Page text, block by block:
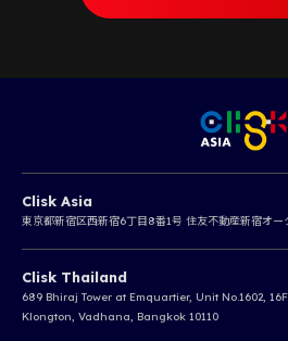
Clisk Asia
東京都新宿区西新宿6丁目8番1号 住友不動産新宿オー
Clisk Thailand
689 Bhiraj Tower at Emquartier, Unit No.1602,
Klongton, Vadhana, Bangkok 10110